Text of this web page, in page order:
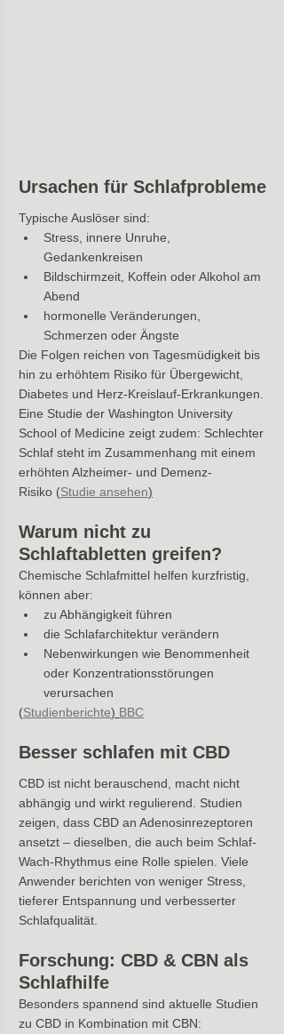
Ursachen für Schlafprobleme
Typische Auslöser sind:
Stress, innere Unruhe,
Gedankenkreisen
Bildschirmzeit, Koffein oder Alkohol am
Abend
hormonelle Veränderungen,
Schmerzen oder Ängste
Die Folgen reichen von Tagesmüdigkeit bis
hin zu erhöhtem Risiko für Übergewicht,
Diabetes und Herz-Kreislauf-Erkrankungen.
Eine Studie der Washington University
School of Medicine zeigt zudem: Schlechter
Schlaf steht im Zusammenhang mit einem
erhöhten Alzheimer- und Demenz-
Risiko (Studie ansehen)
Warum nicht zu
Schlaftabletten greifen?
Chemische Schlafmittel helfen kurzfristig,
können aber:
zu Abhängigkeit führen
die Schlafarchitektur verändern
Nebenwirkungen wie Benommenheit
oder Konzentrationsstörungen
verursachen
(Studienberichte) BBC
Besser schlafen mit CBD
CBD ist nicht berauschend, macht nicht
abhängig und wirkt regulierend. Studien
zeigen, dass CBD an Adenosinrezeptoren
ansetzt – dieselben, die auch beim Schlaf-
Wach-Rhythmus eine Rolle spielen. Viele
Anwender berichten von weniger Stress,
tieferer Entspannung und verbesserter
Schlafqualität.
Forschung: CBD & CBN als
Schlafhilfe
Besonders spannend sind aktuelle Studien
zu CBD in Kombination mit CBN: